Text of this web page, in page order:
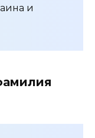
и